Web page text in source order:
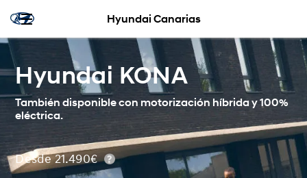
Hyundai Canarias
Hyundai KONA
También disponible con motorización híbrida y 100%
eléctrica.
Desde 21.490€